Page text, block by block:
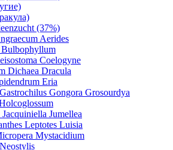
(37%)
Aerides
Bulbophyllum
Coelogyne
Dichaea Dracula
Eria
Gongora Grosourdya
Jumellea
Leptotes Luisia
Mystacidium